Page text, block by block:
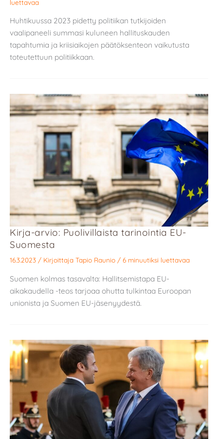
luettavaa
Huhtikuussa 2023 pidetty politiikan tutkijoiden
vaalipaneeli summasi kuluneen hallituskauden
tapahtumia ja kriisiaikojen päätöksenteon vaikutusta
toteutettuun politiikkaan.
Kirja-arvio: Puolivillaista tarinointia EU-
Suomesta
16.3.2023 / Kirjoittaja Tapio Raunio / 6 minuutiksi luettavaa
Suomen kolmas tasavalta: Hallitsemistapa EU-
aikakaudella -teos tarjoaa ohutta tulkintaa Euroopan
unionista ja Suomen EU-jäsenyydestä.